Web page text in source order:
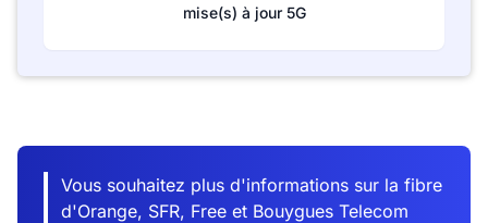
mise(s) à jour 5G
Vous souhaitez plus d'informations sur la fibre
d'Orange, SFR, Free et Bouygues Telecom